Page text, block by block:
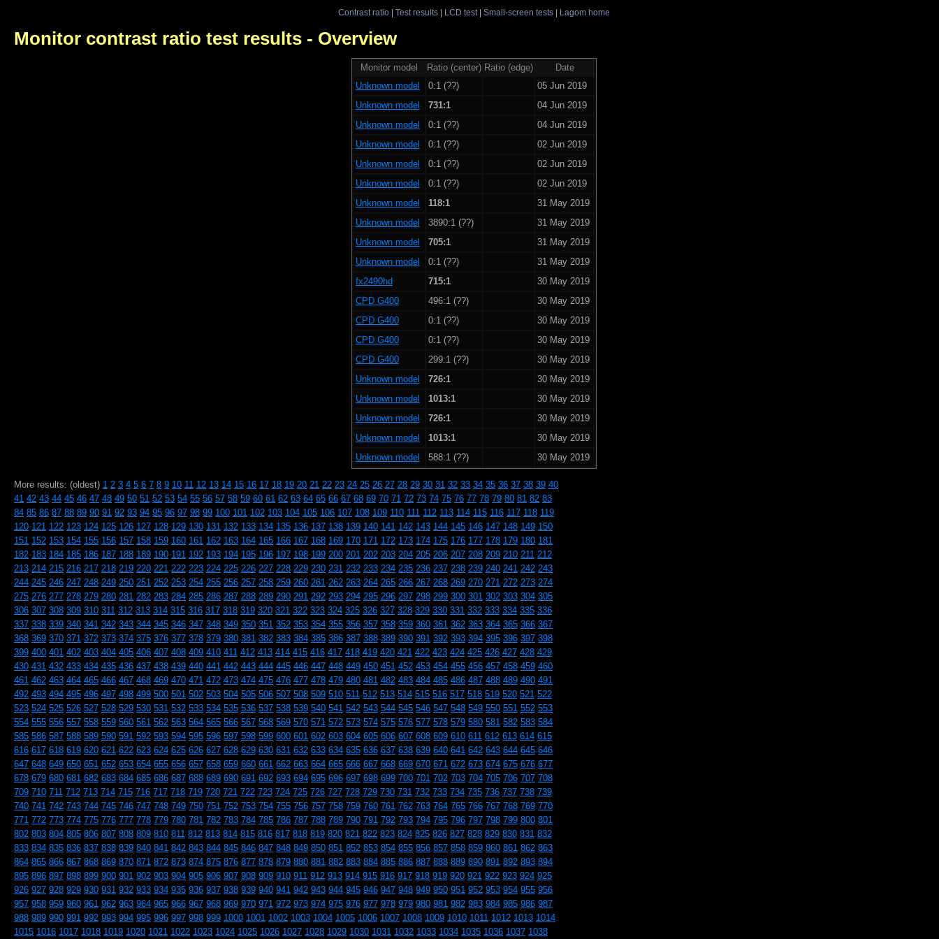
Contrast ratio| Test results| LCD test| Small-screen tests| Lagom home
Monitor contrast ratio test results - Overview
Monitor model Ratio (center) Ratio (edge)
Date
Unknown model
0:1 (??)
05 Jun 2019
Unknown model
731:1
04 Jun 2019
Unknown model
0:1 (??)
04 Jun 2019
Unknown model
0:1 (??)
02 Jun 2019
Unknown model
0:1 (??)
02 Jun 2019
Unknown model
0:1 (??)
02 Jun 2019
Unknown model
118:1
31 May 2019
Unknown model
3890:1 (??)
31 May 2019
Unknown model
705:1
31 May 2019
Unknown model
0:1 (??)
31 May 2019
fx2490hd
715:1
30 May 2019
CPD G400
496:1 (??)
30 May 2019
CPD G400
0:1 (??)
30 May 2019
CPD G400
0:1 (??)
30 May 2019
CPD G400
299:1 (??)
30 May 2019
Unknown model
726:1
30 May 2019
Unknown model
1013:1
30 May 2019
Unknown model
726:1
30 May 2019
Unknown model
1013:1
30 May 2019
Unknown model
588:1 (??) 30 May 2019
More results: (oldest) 1 2 3 4 5 6 7 8 9 10 11 12 13 14 15 16 17 18 19 20 21 22 23 24 25 26 27 28 29 30 31 32 33 34 35 36 37 38 39 40
41 42 43 44 45 46 47 48 49 50 51 52 53 54 55 56 57 58 59 60 61 62 63 64 65 66 67 68 69 70 71 72 73 74 75 76 77 78 79 80 81 82 83
84 85 86 87 88 89 90 91 92 93 94 95 96 97 98 99 100 101 102 103 104 105 106 107 108 109 110 111 112 113 114 115 116 117 118 119
120 121 122 123 124 125 126 127 128 129 130 131 132 133 134 135 136 137 138 139 140 141 142 143 144 145 146 147 148 149 150
151 152 153 154 155 156 157 158 159 160 161 162 163 164 165 166 167 168 169 170 171 172 173 174 175 176 177 178 179 180 181
182 183 184 185 186 187 188 189 190 191 192 193 194 195 196 197 198 199 200 201 202 203 204 205 206 207 208 209 210 211 212
213 214 215 216 217 218 219 220 221 222 223 224 225 226 227 228 229 230 231 232 233 234 235 236 237 238 239 240 241 242 243
244 245 246 247 248 249 250 251 252 253 254 255 256 257 258 259 260 261 262 263 264 265 266 267 268 269 270 271 272 273 274
275 276 277 278 279 280 281 282 283 284 285 286 287 288 289 290 291 292 293 294 295 296 297 298 299 300 301 302 303 304 305
306 307 308 309 310 311 312 313 314 315 316 317 318 319 320 321 322 323 324 325 326 327 328 329 330 331 332 333 334 335 336
337 338 339 340 341 342 343 344 345 346 347 348 349 350 351 352 353 354 355 356 357 358 359 360 361 362 363 364 365 366 367
368 369 370 371 372 373 374 375 376 377 378 379 380 381 382 383 384 385 386 387 388 389 390 391 392 393 394 395 396 397 398
399 400 401 402 403 404 405 406 407 408 409 410 411 412 413 414 415 416 417 418 419 420 421 422 423 424 425 426 427 428 429
430 431 432 433 434 435 436 437 438 439 440 441 442 443 444 445 446 447 448 449 450 451 452 453 454 455 456 457 458 459 460
461 462 463 464 465 466 467 468 469 470 471 472 473 474 475 476 477 478 479 480 481 482 483 484 485 486 487 488 489 490 491
492 493 494 495 496 497 498 499 500 501 502 503 504 505 506 507 508 509 510 511 512 513 514 515 516 517 518 519 520 521 522
523 524 525 526 527 528 529 530 531 532 533 534 535 536 537 538 539 540 541 542 543 544 545 546 547 548 549 550 551 552 553
554 555 556 557 558 559 560 561 562 563 564 565 566 567 568 569 570 571 572 573 574 575 576 577 578 579 580 581 582 583 584
585 586 587 588 589 590 591 592 593 594 595 596 597 598 599 600 601 602 603 604 605 606 607 608 609 610 611 612 613 614 615
616 617 618 619 620 621 622 623 624 625 626 627 628 629 630 631 632 633 634 635 636 637 638 639 640 641 642 643 644 645 646
647 648 649 650 651 652 653 654 655 656 657 658 659 660 661 662 663 664 665 666 667 668 669 670 671 672 673 674 675 676 677
678 679 680 681 682 683 684 685 686 687 688 689 690 691 692 693 694 695 696 697 698 699 700 701 702 703 704 705 706 707 708
709 710 711 712 713 714 715 716 717 718 719 720 721 722 723 724 725 726 727 728 729 730 731 732 733 734 735 736 737 738 739
740 741 742 743 744 745 746 747 748 749 750 751 752 753 754 755 756 757 758 759 760 761 762 763 764 765 766 767 768 769 770
771 772 773 774 775 776 777 778 779 780 781 782 783 784 785 786 787 788 789 790 791 792 793 794 795 796 797 798 799 800 801
802 803 804 805 806 807 808 809 810 811 812 813 814 815 816 817 818 819 820 821 822 823 824 825 826 827 828 829 830 831 832
833 834 835 836 837 838 839 840 841 842 843 844 845 846 847 848 849 850 851 852 853 854 855 856 857 858 859 860 861 862 863
864 865 866 867 868 869 870 871 872 873 874 875 876 877 878 879 880 881 882 883 884 885 886 887 888 889 890 891 892 893 894
895 896 897 898 899 900 901 902 903 904 905 906 907 908 909 910 911 912 913 914 915 916 917 918 919 920 921 922 923 924 925
926 927 928 929 930 931 932 933 934 935 936 937 938 939 940 941 942 943 944 945 946 947 948 949 950 951 952 953 954 955 956
957 958 959 960 961 962 963 964 965 966 967 968 969 970 971 972 973 974 975 976 977 978 979 980 981 982 983 984 985 986 987
988 989 990 991 992 993 994 995 996 997 998 999 1000 1001 1002 1003 1004 1005 1006 1007 1008 1009 1010 1011 1012 1013 1014
1015 1016 1017 1018 1019 1020 1021 1022 1023 1024 1025 1026 1027 1028 1029 1030 1031 1032 1033 1034 1035 1036 1037 1038